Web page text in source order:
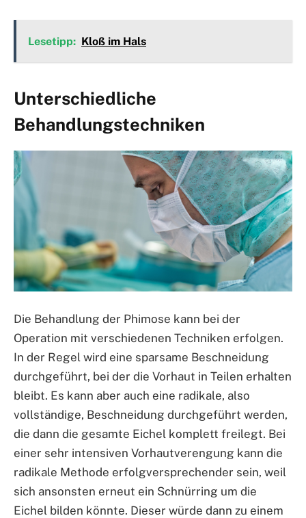
Lesetipp: Kloß im Hals
Unterschiedliche
Behandlungstechniken
Die Behandlung der Phimose kann bei der
Operation mit verschiedenen Techniken erfolgen.
In der Regel wird eine sparsame Beschneidung
durchgeführt, bei der die Vorhaut in Teilen erhalten
bleibt. Es kann aber auch eine radikale, also
vollständige, Beschneidung durchgeführt werden,
die dann die gesamte Eichel komplett freilegt. Bei
einer sehr intensiven Vorhautverengung kann die
radikale Methode erfolgversprechender sein, weil
sich ansonsten erneut ein Schnürring um die
Eichel bilden könnte. Dieser würde dann zu einem